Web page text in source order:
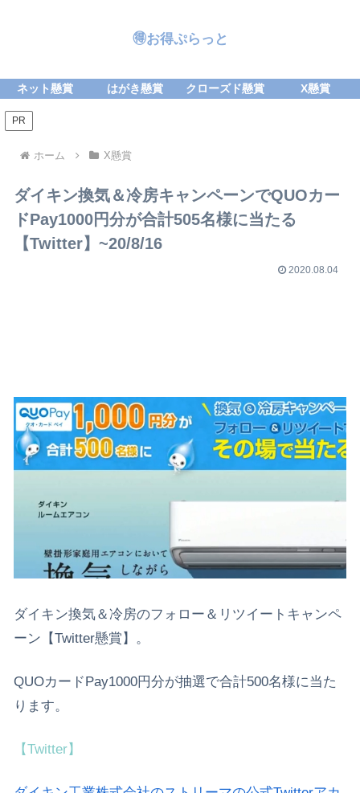
🉐お得ぷらっと
ネット懸賞 はがき懸賞 クローズド懸賞 X懸賞
PR
ホーム X懸賞
ダイキン換気＆冷房キャンペーンでQUOカー
ドPay1000円分が合計505名様に当たる
【Twitter】~20/8/16
2020.08.04
ダイキン換気＆冷房のフォロー＆リツイートキャンペ
ーン【Twitter懸賞】。
QUOカードPay1000円分が抽選で合計500名様に当た
ります。
【Twitter】